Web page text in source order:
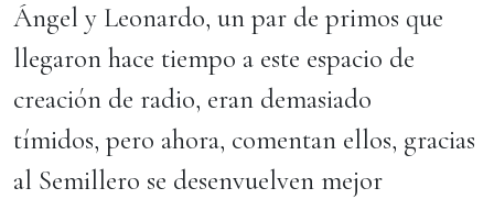
Ángel y Leonardo, un par de primos que
llegaron hace tiempo a este espacio de
creación de radio, eran demasiado
tímidos, pero ahora, comentan ellos, gracias
al Semillero se desenvuelven mejor